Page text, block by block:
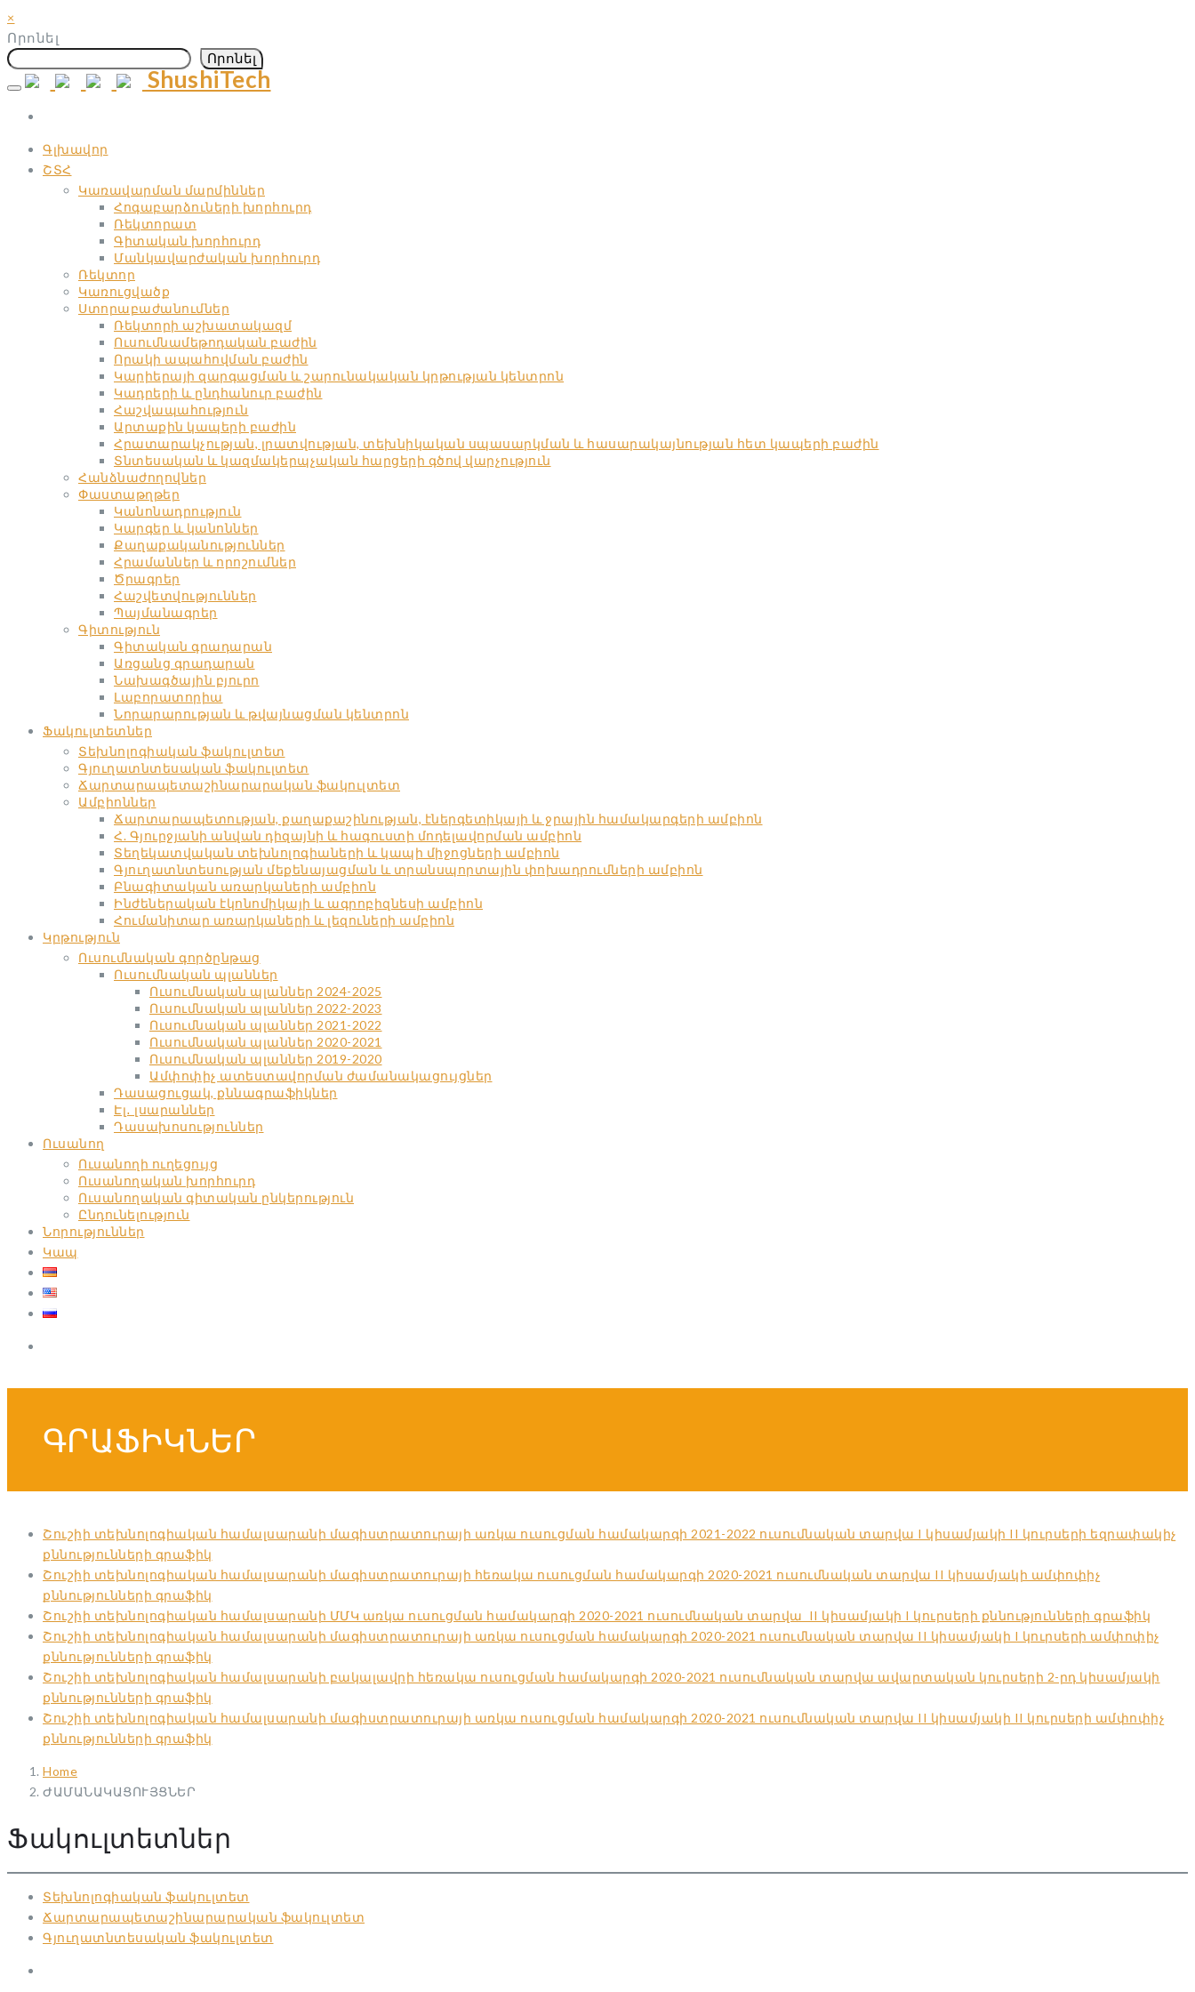
×
Որոնել
Որոնել
Skip
content
ShushiTech
Գլխավոր
ՇՏՀ
Կառավարման մարմիններ
Հոգաբարձուների խորհուրդ
Ռեկտորատ
Գիտական ​​խորհուրդ
Մանկավարժական ​​խորհուրդ
Ռեկտոր
Կառուցվածք
Ստորաբաժանումներ
Ռեկտորի աշխատակազմ
Ուսումնամեթոդական բաժին
Որակի ապահովման բաժին
Կարիերայի զարգացման և շարունակական կրթության կենտրոն
Կադրերի և ընդհանուր բաժին
Հաշվապահություն
Արտաքին կապերի բաժին
Հրատարակչության, լրատվության, տեխնիկական սպասարկման և հասարակայնության հետ կապերի բաժին
Տնտեսական և կազմակերպչական հարցերի գծով վարչություն
Հանձնաժողովներ
Փաստաթղթեր
Կանոնադրություն
Կարգեր և կանոններ
Քաղաքականություններ
Հրամաններ և որոշումներ
Ծրագրեր
Հաշվետվություններ
Պայմանագրեր
Գիտություն
Գիտական գրադարան
Առցանց գրադարան
Նախագծային բյուրո
Լաբորատորիա
Նորարարության և թվայնացման կենտրոն
Ֆակուլտետներ
Տեխնոլոգիական ֆակուլտետ
Գյուղատնտեսական ֆակուլտետ
Ճարտարապետաշինարարական ֆակուլտետ
Ամբիոններ
Ճարտարապետության, քաղաքաշինության, էներգետիկայի և ջրային համակարգերի ամբիոն
Հ. Գյուրջյանի անվան դիզայնի և հագուստի մոդելավորման ամբիոն
Տեղեկատվական տեխնոլոգիաների և կապի միջոցների ամբիոն
Գյուղատնտեսության մեքենայացման և տրանսպորտային փոխադրումների ամբիոն
Բնագիտական առարկաների ամբիոն
Ինժեներական էկոնոմիկայի և ագրոբիզնեսի ամբիոն
Հումանիտար առարկաների և լեզուների ամբիոն
Կրթություն
Ուսումնական գործընթաց
Ուսումնական պլաններ
Ուսումնական պլաններ 2024-2025
Ուսումնական պլաններ 2022-2023
Ուսումնական պլաններ 2021-2022
Ուսումնական պլաններ 2020-2021
Ուսումնական պլաններ 2019-2020
Ամփոփիչ ատեստավորման ժամանակացույցներ
Դասացուցակ, քննագրաֆիկներ
Էլ․ լսարաններ
Դասախոսություններ
Ուսանող
Ուսանողի ուղեցույց
Ուսանողական խորհուրդ
Ուսանողական գիտական ընկերություն
Ընդունելություն
Նորություններ
Կապ
ԳՐԱՖԻԿՆԵՐ
Շուշիի տեխնոլոգիական համալսարանի մագիստրատուրայի առկա ուսուցման համակարգի 2021-2022 ուսումնական տարվա I կիսամյակի II կուրսերի եզրափակիչ
քննությունների գրաֆիկ
Շուշիի տեխնոլոգիական համալսարանի մագիստրատուրայի հեռակա ուսուցման համակարգի 2020-2021 ուսումնական տարվա II կիսամյակի ամփոփիչ
քննությունների գրաֆիկ
Շուշիի տեխնոլոգիական համալսարանի ՄՄԿ առկա ուսուցման համակարգի 2020-2021 ուսումնական տարվա II կիսամյակի I կուրսերի քննությունների գրաֆիկ
Շուշիի տեխնոլոգիական համալսարանի մագիստրատուրայի առկա ուսուցման համակարգի 2020-2021 ուսումնական տարվա II կիսամյակի I կուրսերի ամփոփիչ
քննությունների գրաֆիկ
Շուշիի տեխնոլոգիական համալսարանի բակալավրի հեռակա ուսուցման համակարգի 2020-2021 ուսումնական տարվա ավարտական կուրսերի 2-րդ կիսամյակի
քննությունների գրաֆիկ
Շուշիի տեխնոլոգիական համալսարանի մագիստրատուրայի առկա ուսուցման համակարգի 2020-2021 ուսումնական տարվա II կիսամյակի II կուրսերի ամփոփիչ
քննությունների գրաֆիկ
Home
ԺԱՄԱՆԱԿԱՑՈՒՅՑՆԵՐ
Ֆակուլտետներ
Տեխնոլոգիական ֆակուլտետ
Ճարտարապետաշինարարական ֆակուլտետ
Գյուղատնտեսական ֆակուլտետ